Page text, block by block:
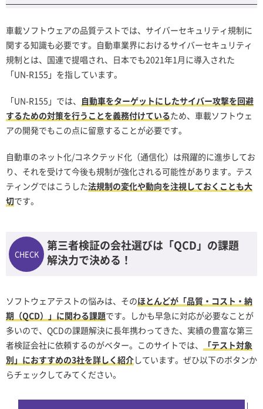
車載ソフトウェアの品質テストでは、サイバーセキュリティ規制に
関する知識も必要です。自動車業界におけるサイバーセキュリティ
規制とは、国連で提唱され、日本でも2021年1月に導入された
「UN-R155」を指しています。
「UN-R155」では、 自動車をターゲットにしたサイバー攻撃を回避
するための対策を行うことを義務付けているため、車載ソフトウェ
アの開発でもこの点に留意することが必要です。
自動車のネット化/コネクテッド化（通信化）は飛躍的に進歩してお
り、それを受けて今後も規制が強化される可能性があります。テス
ティングではこうした法規制の変化や動向を注視しておくことも大
切です。
第三者検証の会社選びは「QCD」の課題
解決力で決める！
ソフトウェアテストの悩みは、そのほとんどが「品質・コスト・納
期（QCD）」に関わる課題です。しかも早急に対応が必要なことが
多いので、QCDの課題解決に長年携わってきた、実績の豊富な第三
者検証会社に依頼するのがベター。このサイトでは、
「テスト対象
別」におすすめの3社を詳しく紹介しています。ぜひ以下のボタンか
らチェックしてみてください。